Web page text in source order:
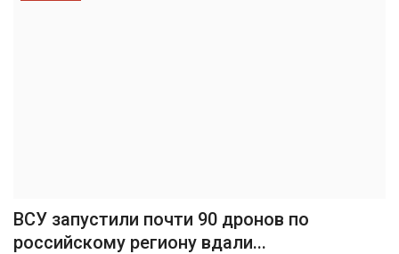
ВСУ запустили почти 90 дронов по
российскому региону вдали...